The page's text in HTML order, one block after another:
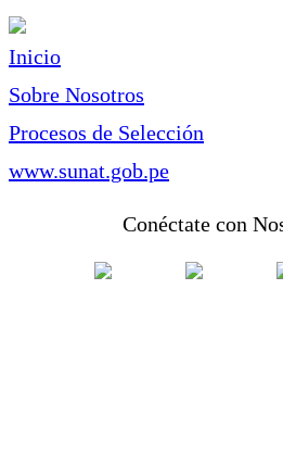
Inicio
Sobre Nosotros
Procesos de Selección
www.sunat.gob.pe
Conéctate con